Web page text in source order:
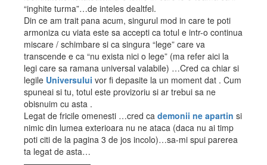
“inghite turma”…de inteles dealtfel.
Din ce am trait pana acum, singurul mod in care te poti
armoniza cu viata este sa accepti ca totul e intr-o continua
miscare / schimbare si ca singura “lege” care va
transcende e ca “nu exista nici o lege” (ma refer aici la
legi care sa ramana universal valabile) …Cred ca chiar si
legile Universului vor fi depasite la un moment dat . Cum
spuneai si tu, totul este provizoriu si ar trebui sa ne
obisnuim cu asta .
Legat de fricile omenesti …cred ca demonii ne apartin si
nimic din lumea exterioara nu ne ataca (daca nu ai timp
poti citi de la pagina 3 de jos incolo)…sa-mi spui parerea
ta legat de asta…